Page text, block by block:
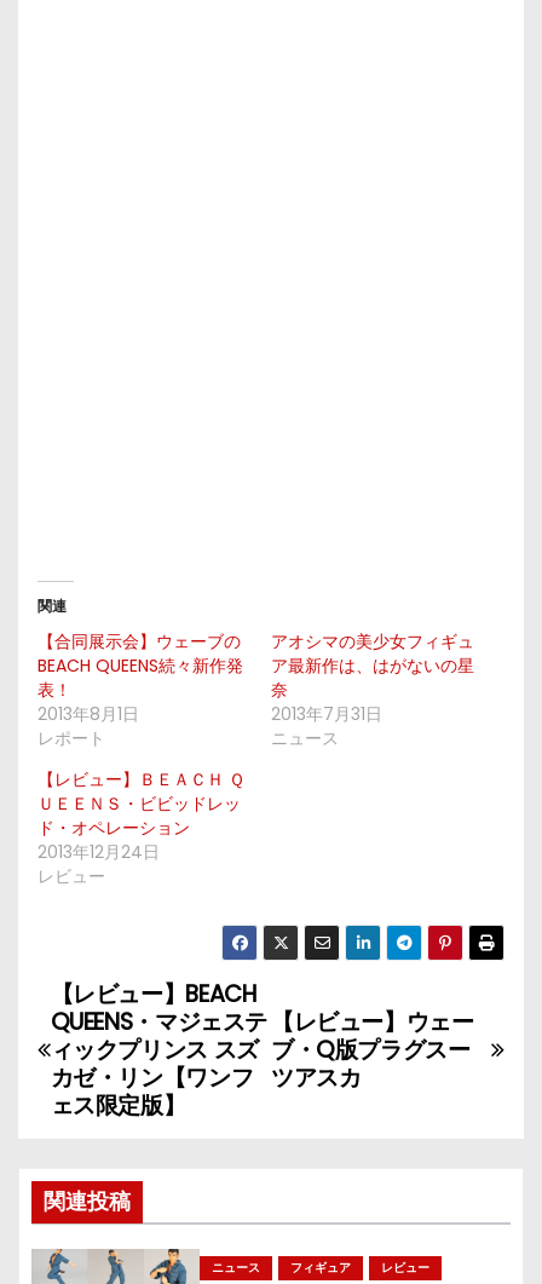
関連
【合同展示会】ウェーブの
BEACH QUEENS続々新作発
表！
2013年8月1日
レポート
アオシマの美少女フィギュ
ア最新作は、はがないの星
奈
2013年7月31日
ニュース
【レビュー】ＢＥＡＣＨ Ｑ
ＵＥＥＮＳ・ビビッドレッ
ド・オペレーション
2013年12月24日
レビュー
投
稿
ナ
ゲ
ー
【レビュー】ウェー
ブ・Q版プラグスー
ツアスカ
【レビュー】BEACH
QUEENS・マジェステ
ィックプリンス スズ
カゼ・リン【ワンフ
ェス限定版】
関連投稿
ニュース フィギュア レビュー